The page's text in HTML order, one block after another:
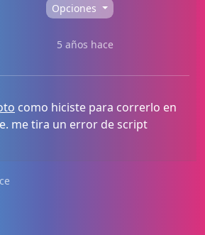
Opciones
5 años hace
como hiciste para correrlo en
me tira un error de script